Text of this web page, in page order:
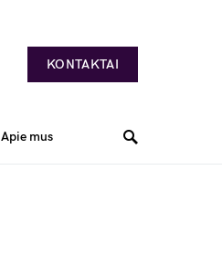
KONTAKTAI
Apie mus